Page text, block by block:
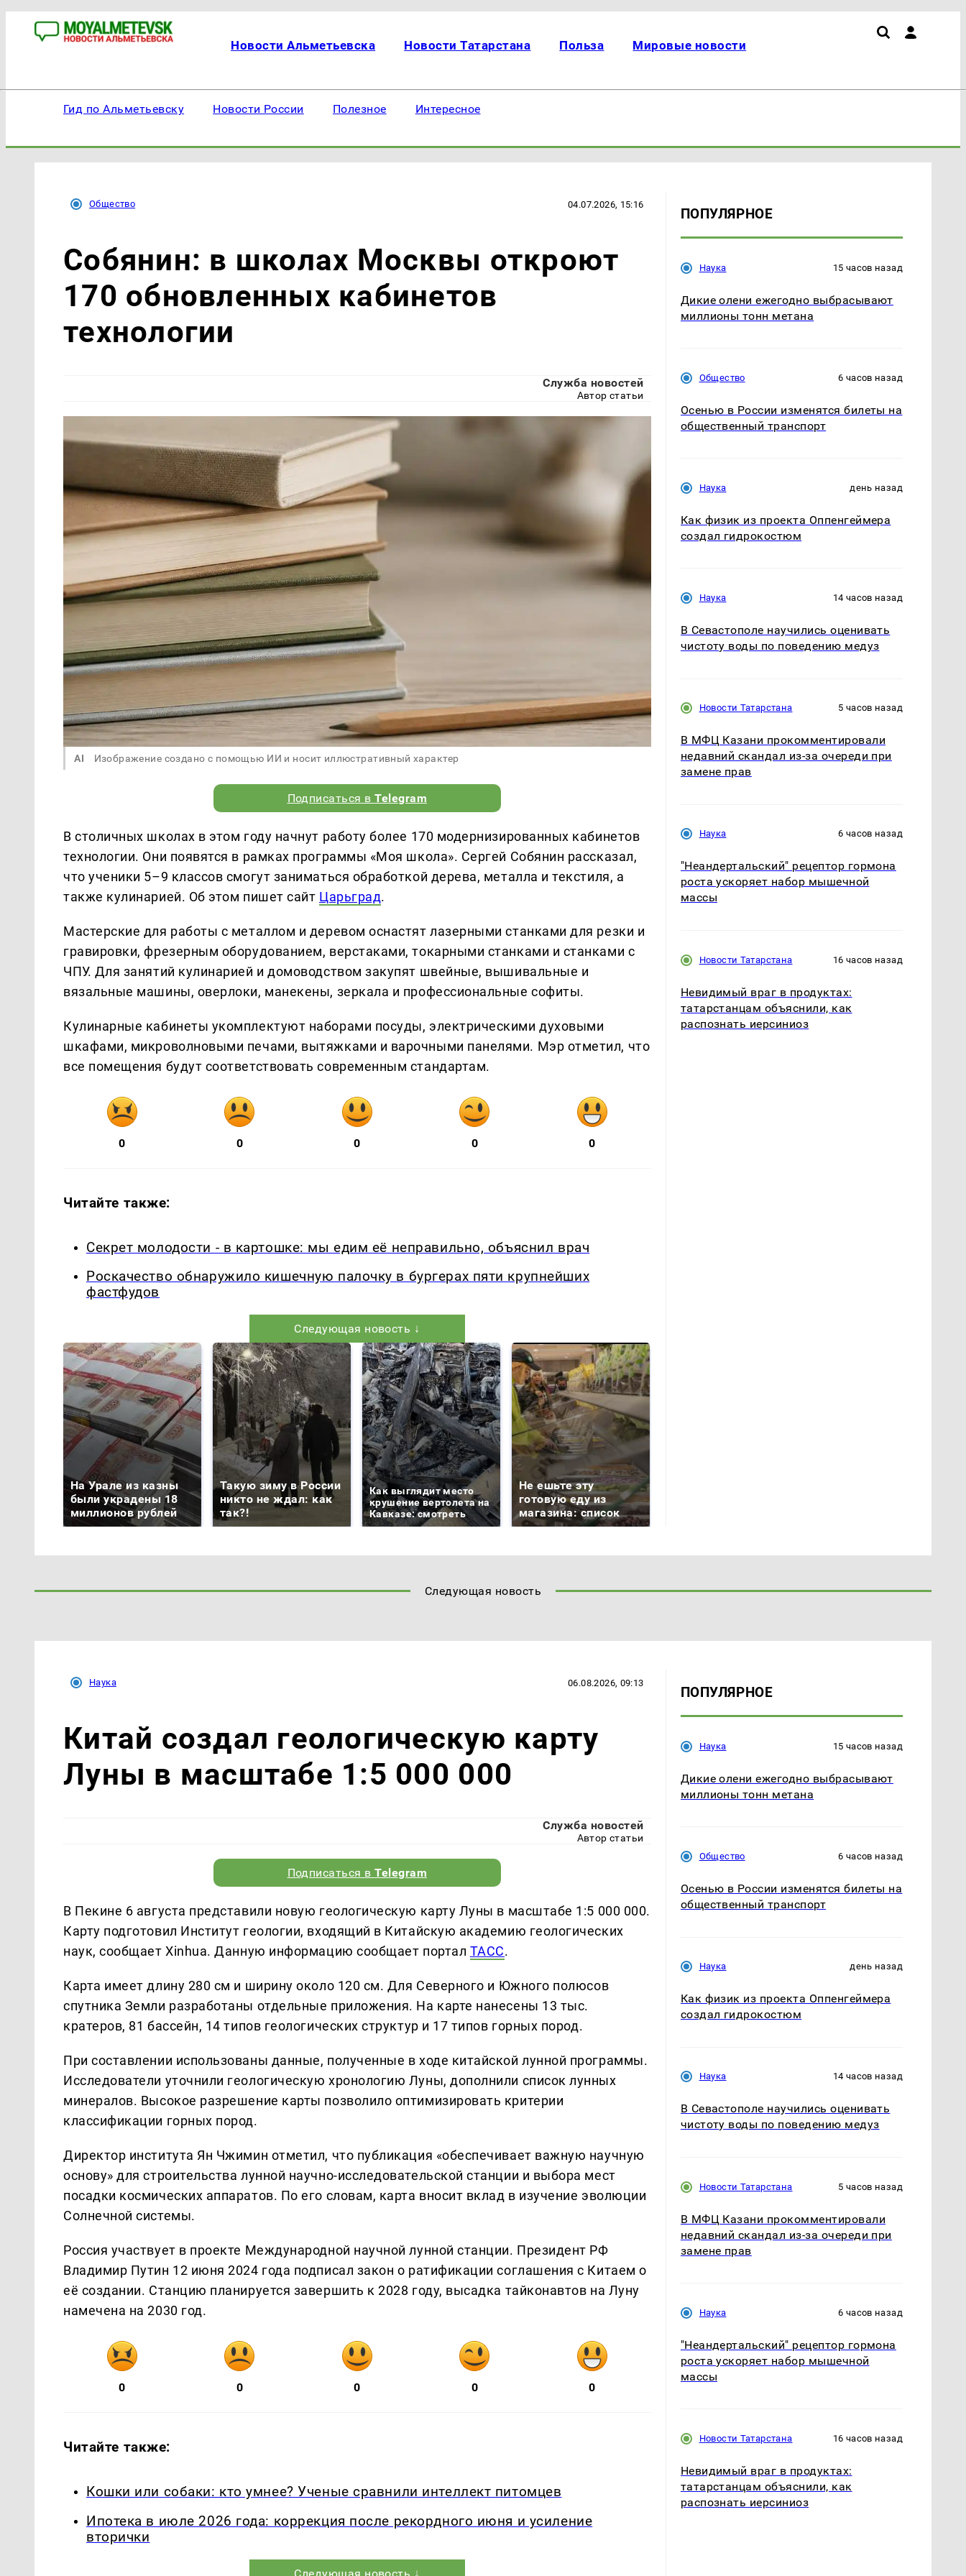
Новости Альметьевска Новости Татарстана Польза Мировые новости
Гид по Альметьевску Новости России Полезное Интересное
Общество 04.07.2026, 15:16
Собянин: в школах Москвы откроют
170 обновленных кабинетов
технологии
Служба новостей
Автор статьи
AI Изображение создано с помощью ИИ и носит иллюстративный характер
Подписаться вTelegram
В столичных школах в этом году начнут работу более 170 модернизированных кабинетов
технологии. Они появятся в рамках программы «Моя школа». Сергей Собянин рассказал,
что ученики 5–9 классов смогут заниматься обработкой дерева, металла и текстиля, а
также кулинарией. Об этом пишет сайт Царьград.
Мастерские для работы с металлом и деревом оснастят лазерными станками для резки и
гравировки, фрезерным оборудованием, верстаками, токарными станками и станками с
ЧПУ. Для занятий кулинарией и домоводством закупят швейные, вышивальные и
вязальные машины, оверлоки, манекены, зеркала и профессиональные софиты.
Кулинарные кабинеты укомплектуют наборами посуды, электрическими духовыми
шкафами, микроволновыми печами, вытяжками и варочными панелями. Мэр отметил, что
все помещения будут соответствовать современным стандартам.
0 0 0 0 0
Читайте также:
Секрет молодости - в картошке: мы едим её неправильно, объяснил врач
Роскачество обнаружило кишечную палочку в бургерах пяти крупнейших
фастфудов
Следующая новость ↓
На Урале из казны
были украдены 18
миллионов рублей
Такую зиму в России
никто не ждал: как
так?!
Как выглядит место
крушение вертолета на
Кавказе: смотреть
Не ешьте эту
готовую еду из
магазина: список
ПОПУЛЯРНОЕ
Наука 15 часов назад
Дикие олени ежегодно выбрасывают
миллионы тонн метана
Общество 6 часов назад
Осенью в России изменятся билеты на
общественный транспорт
Наука день назад
Как физик из проекта Оппенгеймера
создал гидрокостюм
Наука 14 часов назад
В Севастополе научились оценивать
чистоту воды по поведению медуз
Новости Татарстана 5 часов назад
В МФЦ Казани прокомментировали
недавний скандал из-за очереди при
замене прав
Наука 6 часов назад
"Неандертальский" рецептор гормона
роста ускоряет набор мышечной
массы
Новости Татарстана 16 часов назад
Невидимый враг в продуктах:
татарстанцам объяснили, как
распознать иерсиниоз
Следующая новость
Наука 06.08.2026, 09:13
Китай создал геологическую карту
Луны в масштабе 1:5 000 000
Служба новостей
Автор статьи
Подписаться вTelegram
В Пекине 6 августа представили новую геологическую карту Луны в масштабе 1:5 000 000.
Карту подготовил Институт геологии, входящий в Китайскую академию геологических
наук, сообщает Xinhua. Данную информацию сообщает портал ТАСС.
Карта имеет длину 280 см и ширину около 120 см. Для Северного и Южного полюсов
спутника Земли разработаны отдельные приложения. На карте нанесены 13 тыс.
кратеров, 81 бассейн, 14 типов геологических структур и 17 типов горных пород.
При составлении использованы данные, полученные в ходе китайской лунной программы.
Исследователи уточнили геологическую хронологию Луны, дополнили список лунных
минералов. Высокое разрешение карты позволило оптимизировать критерии
классификации горных пород.
Директор института Ян Чжимин отметил, что публикация «обеспечивает важную научную
основу» для строительства лунной научно-исследовательской станции и выбора мест
посадки космических аппаратов. По его словам, карта вносит вклад в изучение эволюции
Солнечной системы.
Россия участвует в проекте Международной научной лунной станции. Президент РФ
Владимир Путин 12 июня 2024 года подписал закон о ратификации соглашения с Китаем о
её создании. Станцию планируется завершить к 2028 году, высадка тайконавтов на Луну
намечена на 2030 год.
0 0 0 0 0
Читайте также:
Кошки или собаки: кто умнее? Ученые сравнили интеллект питомцев
Ипотека в июле 2026 года: коррекция после рекордного июня и усиление
вторички
Следующая новость ↓
ПОПУЛЯРНОЕ
Наука 15 часов назад
Дикие олени ежегодно выбрасывают
миллионы тонн метана
Общество 6 часов назад
Осенью в России изменятся билеты на
общественный транспорт
Наука день назад
Как физик из проекта Оппенгеймера
создал гидрокостюм
Наука 14 часов назад
В Севастополе научились оценивать
чистоту воды по поведению медуз
Новости Татарстана 5 часов назад
В МФЦ Казани прокомментировали
недавний скандал из-за очереди при
замене прав
Наука 6 часов назад
"Неандертальский" рецептор гормона
роста ускоряет набор мышечной
массы
Новости Татарстана 16 часов назад
Невидимый враг в продуктах:
татарстанцам объяснили, как
распознать иерсиниоз